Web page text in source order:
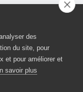
de séjour
dîner
session de
des
du site, pour
et pour améliorer et
savoir plus